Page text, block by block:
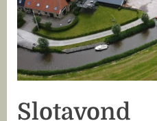
Slotavond